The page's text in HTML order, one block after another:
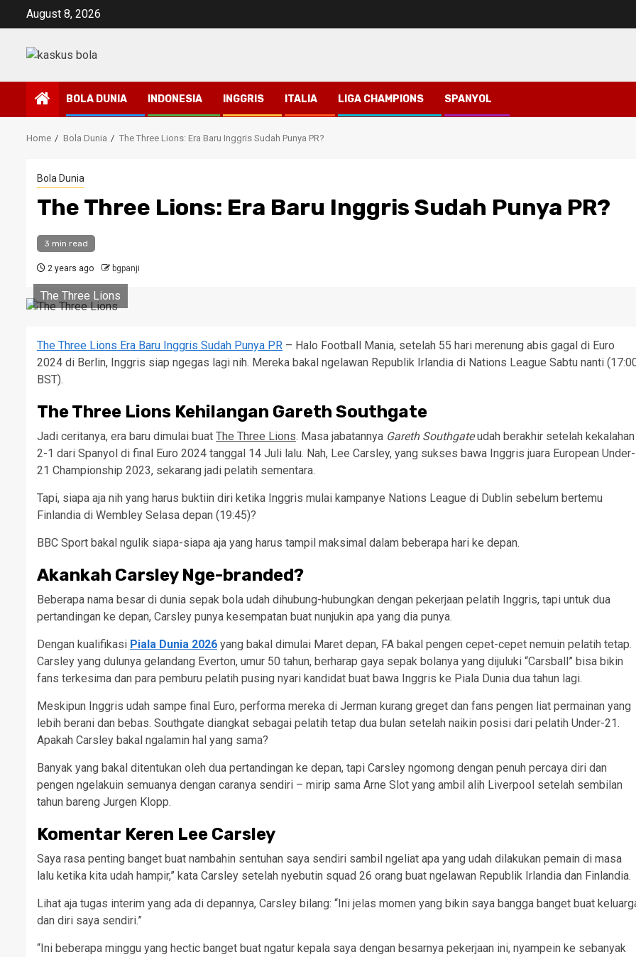
August 8, 2026
BOLA DUNIA INDONESIA INGGRIS ITALIA LIGA CHAMPIONS SPANYOL
Home Bola Dunia The Three Lions: Era Baru Inggris Sudah Punya PR?
Bola Dunia
The Three Lions: Era Baru Inggris Sudah Punya PR?
3 min read
2 years ago bgpanji
The Three Lions
The Three Lions Era Baru Inggris Sudah Punya PR – Halo Football Mania, setelah 55 hari merenung abis gagal di Euro
2024 di Berlin, Inggris siap ngegas lagi nih. Mereka bakal ngelawan Republik Irlandia di Nations League Sabtu nanti
BST).
The Three Lions Kehilangan Gareth Southgate
Jadi ceritanya, era baru dimulai buat The Three Lions. Masa jabatannya Gareth Southgateudah berakhir setelah kekalahan
2-1 dari Spanyol di final Euro 2024 tanggal 14 Juli lalu. Nah, Lee Carsley, yang sukses bawa Inggris juara European Under-
21 Championship 2023, sekarang jadi pelatih sementara.
Tapi, siapa aja nih yang harus buktiin diri ketika Inggris mulai kampanye Nations League di Dublin sebelum bertemu
Finlandia di Wembley Selasa depan (19:45)?
BBC Sport bakal ngulik siapa-siapa aja yang harus tampil maksimal dalam beberapa hari ke depan.
Akankah Carsley Nge-branded?
Beberapa nama besar di dunia sepak bola udah dihubung-hubungkan dengan pekerjaan pelatih Inggris, tapi untuk dua
pertandingan ke depan, Carsley punya kesempatan buat nunjukin apa yang dia punya.
Dengan kualifikasi Piala Dunia 2026 yang bakal dimulai Maret depan, FA bakal pengen cepet-cepet nemuin pelatih tetap.
Carsley yang dulunya gelandang Everton, umur 50 tahun, berharap gaya sepak bolanya yang dijuluki “Carsball” bisa bikin
fans terkesima dan para pemburu pelatih pusing nyari kandidat buat bawa Inggris ke Piala Dunia dua tahun lagi.
Meskipun Inggris udah sampe final Euro, performa mereka di Jerman kurang greget dan fans pengen liat permainan yang
lebih berani dan bebas. Southgate diangkat sebagai pelatih tetap dua bulan setelah naikin posisi dari pelatih Under-21.
Apakah Carsley bakal ngalamin hal yang sama?
Banyak yang bakal ditentukan oleh dua pertandingan ke depan, tapi Carsley ngomong dengan penuh percaya diri dan
pengen ngelakuin semuanya dengan caranya sendiri – mirip sama Arne Slot yang ambil alih Liverpool setelah sembilan
tahun bareng Jurgen Klopp.
Komentar Keren Lee Carsley
Saya rasa penting banget buat nambahin sentuhan saya sendiri sambil ngeliat apa yang udah dilakukan pemain di masa
lalu ketika kita udah hampir,” kata Carsley setelah nyebutin squad 26 orang buat ngelawan Republik Irlandia dan Finlandia.
Lihat aja tugas interim yang ada di depannya, Carsley bilang: “Ini jelas momen yang bikin saya bangga banget buat
dan diri saya sendiri.”
“Ini beberapa minggu yang hectic banget buat ngatur kepala saya dengan besarnya pekerjaan ini, nyampein ke sebanyak